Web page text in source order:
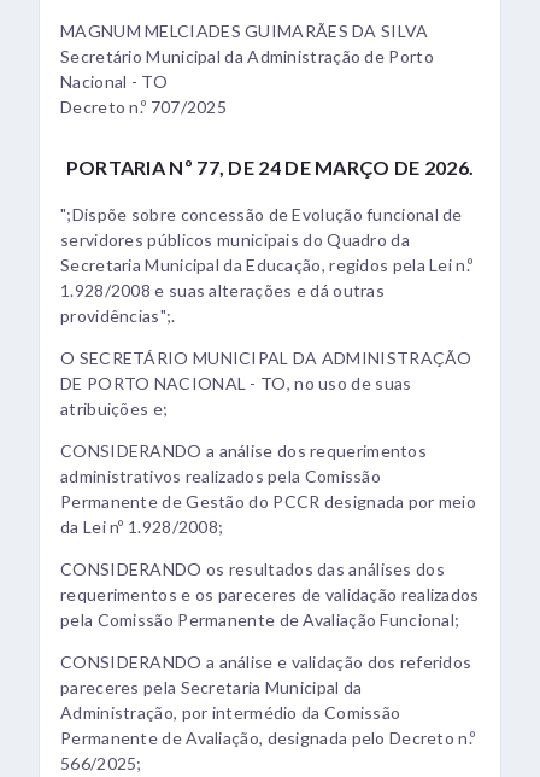
MAGNUM MELCIADES GUIMARÃES DA SILVA
Secretário Municipal da Administração de Porto
Nacional - TO
Decreto n.º 707/2025
PORTARIA Nº 77, DE 24 DE MARÇO DE 2026.
";Dispõe sobre concessão de Evolução funcional de
servidores públicos municipais do Quadro da
Secretaria Municipal da Educação, regidos pela Lei n.º
1.928/2008 e suas alterações e dá outras
providências";.
O SECRETÁRIO MUNICIPAL DA ADMINISTRAÇÃO
DE PORTO NACIONAL - TO, no uso de suas
atribuições e;
CONSIDERANDO a análise dos requerimentos
administrativos realizados pela Comissão
Permanente de Gestão do PCCR designada por meio
da Lei nº 1.928/2008;
CONSIDERANDO os resultados das análises dos
requerimentos e os pareceres de validação realizados
pela Comissão Permanente de Avaliação Funcional;
CONSIDERANDO a análise e validação dos referidos
pareceres pela Secretaria Municipal da
Administração, por intermédio da Comissão
Permanente de Avaliação, designada pelo Decreto n.º
566/2025;